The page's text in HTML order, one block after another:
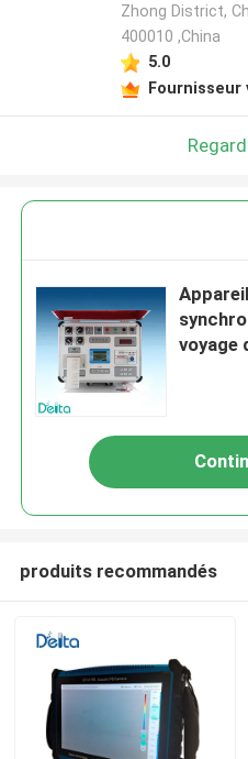
Zhong District,
400010 ,China
5.0
Fournisseur
voyage
produits recommandés